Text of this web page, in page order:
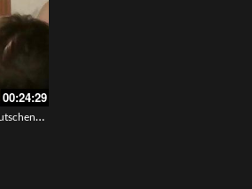
00:24:29
Ficken und fisten mit der deutschen Schwester